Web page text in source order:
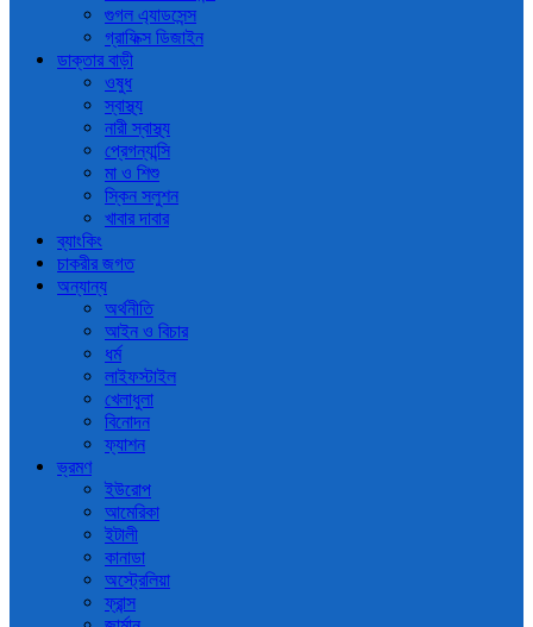
গুগল এ্যাডসেন্স
গ্রাফিক্স ডিজাইন
ডাক্তার বাড়ী
ওষুধ
স্বাস্থ্য
নারী স্বাস্থ্য
প্রেগন্যান্সি
মা ও শিশু
স্কিন সলুশন
খাবার দাবার
ব্যাংকিং
চাকরীর জগত
অন্যান্য
অর্থনীতি
আইন ও বিচার
ধর্ম
লাইফস্টাইল
খেলাধুলা
বিনোদন
ফ্যাশন
ভ্রমণ
ইউরোপ
আমেরিকা
ইটালী
কানাডা
অস্ট্রেলিয়া
ফ্রান্স